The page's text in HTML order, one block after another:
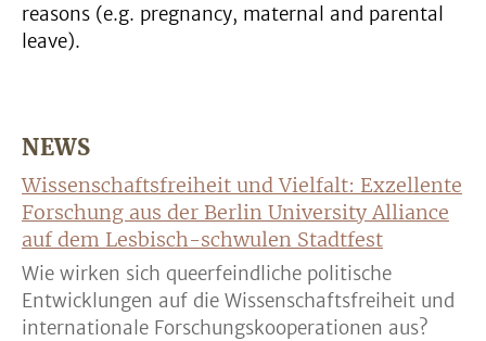
reasons (e.g. pregnancy, maternal and parental
leave).
NEWS
Wissenschaftsfreiheit und Vielfalt: Exzellente
Forschung aus der Berlin University Alliance
auf dem Lesbisch-schwulen Stadtfest
Wie wirken sich queerfeindliche politische
Entwicklungen auf die Wissenschaftsfreiheit und
internationale Forschungskooperationen aus?